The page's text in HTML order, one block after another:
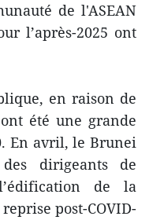
de l'ASEAN
l’après-2025 ont
en raison de
été une grande
En avril, le Brunei
dirigeants de
de la
post-COVID-